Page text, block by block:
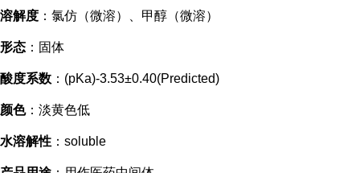
溶解度 ：氯仿（微溶）、甲醇（微溶）
形态 ：固体
酸度系数 ：(pKa)-3.53±0.40(Predicted)
颜色：淡黄色低
水溶解性 ：soluble